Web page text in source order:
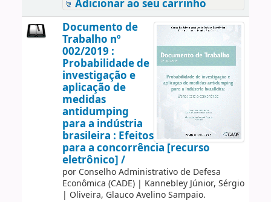
Adicionar ao seu carrinho
Documento de
Trabalho nº
002/2019 :
Probabilidade de
investigação e
aplicação de
medidas
antidumping
para a indústria
brasileira : Efeitos
para a concorrência [recurso
eletrônico] /
por Conselho Administrativo de Defesa
Econômica (CADE)| Kannebley Júnior, Sérgio
| Oliveira, Glauco Avelino Sampaio.